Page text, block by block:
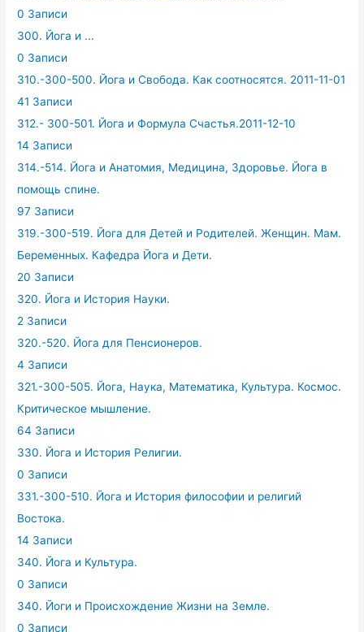
0 Записи
300. Йога и ...
0 Записи
310.-300-500. Йога и Свобода. Как соотносятся. 2011-11-01
41 Записи
312.- 300-501. Йога и Формула Счастья.2011-12-10
14 Записи
314.-514. Йога и Анатомия, Медицина, Здоровье. Йога в
помощь спине.
97 Записи
319.-300-519. Йога для Детей и Родителей. Женщин. Мам.
Беременных. Кафедра Йога и Дети.
20 Записи
320. Йога и История Науки.
2 Записи
320.-520. Йога для Пенсионеров.
4 Записи
321.-300-505. Йога, Наука, Математика, Культура. Космос.
Критическое мышление.
64 Записи
330. Йога и История Религии.
0 Записи
331.-300-510. Йога и История философии и религий
Востока.
14 Записи
340. Йога и Культура.
0 Записи
340. Йоги и Происхождение Жизни на Земле.
0 Записи